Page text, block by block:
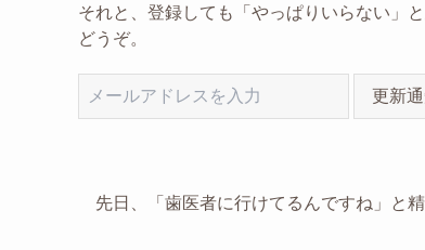
それと、登録しても「やっぱりいらない」
どうぞ。
更新
先日、「歯医者に行けてるんですね」と